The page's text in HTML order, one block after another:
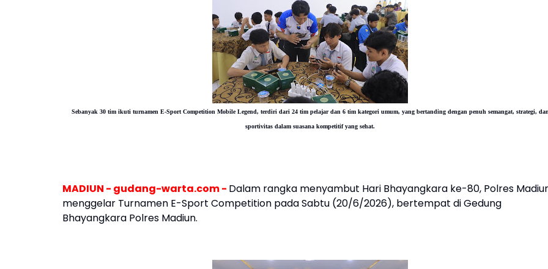
Sebanyak 30 tim ikuti turnamen E-Sport Competition Mobile Legend, terdiri dari 24 tim pelajar dan 6 tim kategori umum, yang bertanding dengan penuh semangat, strategi,
sportivitas dalam suasana kompetitif yang sehat.
MADIUN - gudang-warta.com - Dalam rangka menyambut Hari Bhayangkara ke-80, Polres
menggelar Turnamen E-Sport Competition pada Sabtu (20/6/2026), bertempat di Gedung
Bhayangkara Polres Madiun.